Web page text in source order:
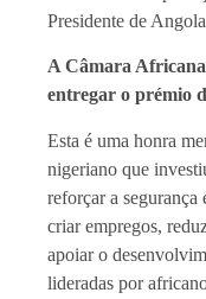
Presidente de
A Câmara
entregar o prémio
Esta é uma honra
nigeriano que
reforçar a segurança
criar empregos,
apoiar o
lideradas por